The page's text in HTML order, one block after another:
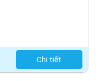
Chi tiết